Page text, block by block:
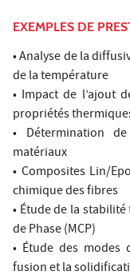
EXEMPLES DE
• Analyse de la
de la température
• Impact de l’ajout
propriétés
• Détermination
matériaux
• Composites Lin/
chimique des fibres
• Étude de la
de Phase (MCP)
• Étude des
fusion et la